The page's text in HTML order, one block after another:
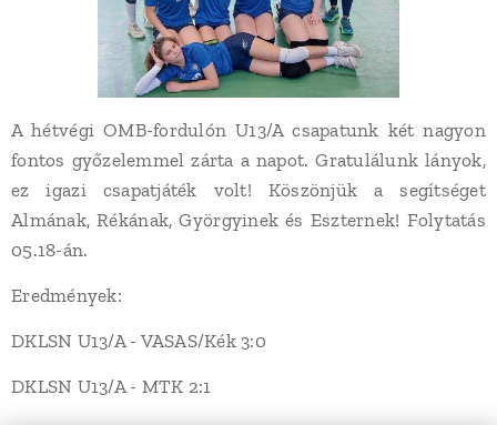
A hétvégi OMB-fordulón U13/A csapatunk két nagyon
fontos győzelemmel zárta a napot. Gratulálunk lányok,
ez igazi csapatjáték volt! Köszönjük a segítséget
Almának, Rékának, Györgyinek és Eszternek! Folytatás
05.18-án.
Eredmények:
DKLSN U13/A - VASAS/Kék 3:0
DKLSN U13/A - MTK 2:1